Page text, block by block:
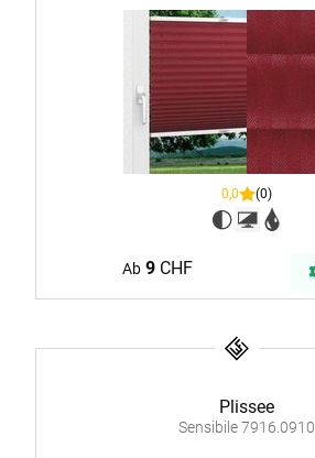
0,0 (0)
Ab 9CHF
Plissee
Sensibile 7916.0910